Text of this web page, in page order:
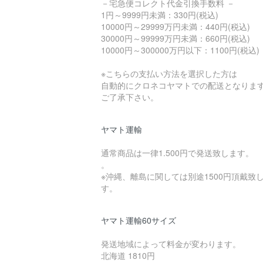
－宅急便コレクト代金引換手数料 －
1円～9999円未満：330円(税込)
10000円～29999万円未満：440円(税込)
30000円～99999万円未満：660円(税込)
10000円～300000万円以下：1100円(税込)
※こちらの支払い方法を選択した方は
自動的にクロネコヤマトでの配送となります
ご了承下さい。
ヤマト運輸
通常商品は一律1.500円で発送致します。
。
※沖縄、離島に関しては別途1500円頂戴致
す。
ヤマト運輸60サイズ
発送地域によって料金が変わります。
北海道 1810円